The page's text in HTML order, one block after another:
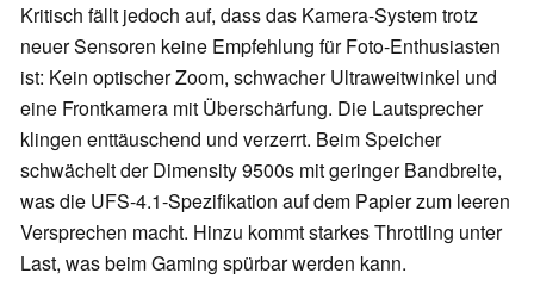
Kritisch fällt jedoch auf, dass das Kamera-System trotz
neuer Sensoren keine Empfehlung für Foto-Enthusiasten
ist: Kein optischer Zoom, schwacher Ultraweitwinkel und
eine Frontkamera mit Überschärfung. Die Lautsprecher
klingen enttäuschend und verzerrt. Beim Speicher
schwächelt der Dimensity 9500s mit geringer Bandbreite,
was die UFS-4.1-Spezifikation auf dem Papier zum leeren
Versprechen macht. Hinzu kommt starkes Throttling unter
Last, was beim Gaming spürbar werden kann.